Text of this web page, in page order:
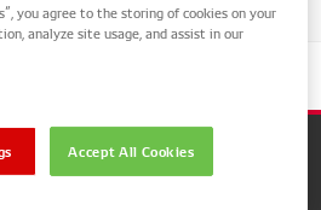
you agree to the storing of cookies on your
analyze site usage, and assist in our
Accept All Cookies